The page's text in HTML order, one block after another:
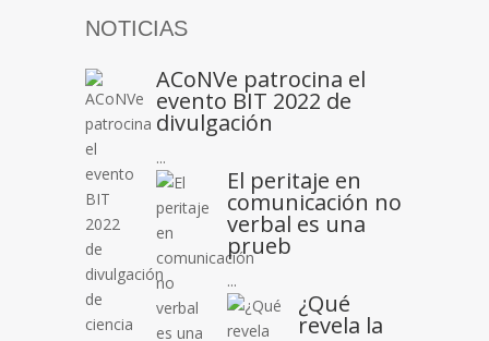
NOTICIAS
ACoNVe patrocina el
evento BIT 2022 de
divulgación
...
El peritaje en
comunicación no
verbal es una
prueb
...
¿Qué
revela la